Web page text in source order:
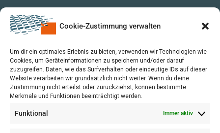
Cookie-Zustimmung verwalten
Um dir ein optimales Erlebnis zu bieten, verwenden wir Technologien wie
Cookies, um Geräteinformationen zu speichern und/oder darauf
zuzugreifen. Daten, wie das Surfverhalten oder eindeutige IDs auf dieser
Website verarbeiten wir grundsätzlich nicht weiter. Wenn du deine
Zustimmung nicht erteilst oder zurückziehst, können bestimmte
Merkmale und Funktionen beeinträchtigt werden.
Funktional Immer aktiv